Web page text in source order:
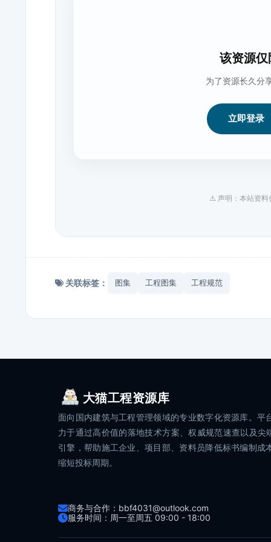
该资源
为了资源长久分
立即登录
⚠️ 声明：本站资料
关联标签： 图集 工程图集 工程规范
大猫工程资源库
面向国内建筑与工程管理领域的专业数字化资源库。平
力于通过高价值的落地技术方案、权威规范速查以及尖
引擎，帮助施工企业、项目部、资料员降低标书编制成
缩短投标周期。
商务与合作：bbf4031@outlook.com
服务时间：周一至周五 09:00 - 18:00